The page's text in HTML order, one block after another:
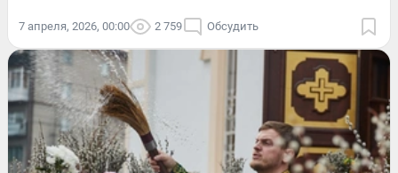
7 апреля, 2026, 00:00 2 759 Обсудить